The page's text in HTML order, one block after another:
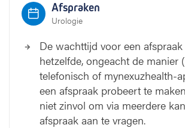
Afspraken
Urologie
De wachttijd voor een
hetzelfde, ongeacht de manier
telefonisch of mynexuzhealth-
een afspraak probeert te
niet zinvol om via meerdere
afspraak aan te vragen.